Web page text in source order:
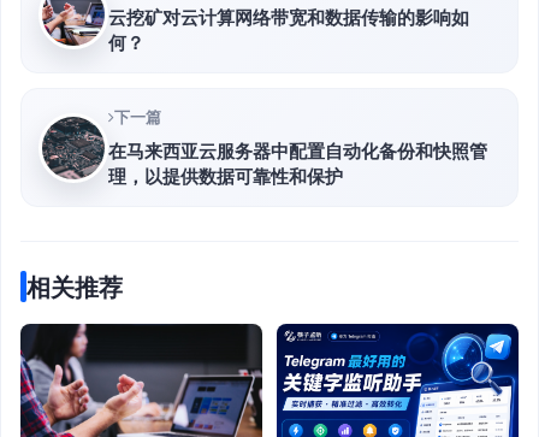
云挖矿对云计算网络带宽和数据传输的影响如
何？
下一篇
在马来西亚云服务器中配置自动化备份和快照管
理，以提供数据可靠性和保护
相关推荐